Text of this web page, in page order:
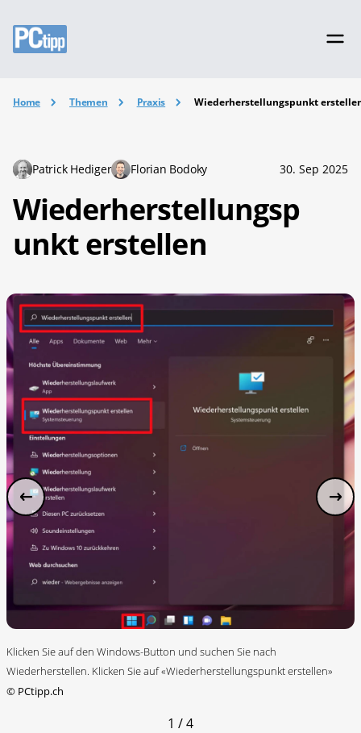
Home Themen Praxis Wiederherstellungspunkt
Patrick Hediger Florian Bodoky 30. Sep 2025
Wiederherstellungsp
unkt erstellen
Klicken Sie auf den Windows-Button und suchen Sie nach
Wiederherstellen. Klicken Sie auf «Wiederherstellungspunkt erstellen»
© PCtipp.ch
1 / 4